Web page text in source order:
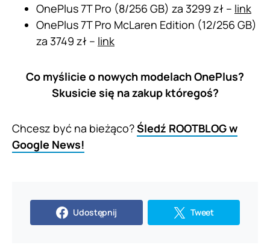
OnePlus 7T Pro (8/256 GB) za 3299 zł – link
OnePlus 7T Pro McLaren Edition (12/256 GB)
za 3749 zł – link
Co myślicie o nowych modelach OnePlus?
Skusicie się na zakup któregoś?
Chcesz być na bieżąco?Śledź ROOTBLOG w
Google News!
Udostępnij Tweet